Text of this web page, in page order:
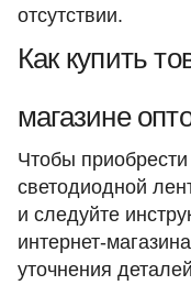
отсутствии.
Как купить
магазине
Чтобы
светодиодной
и следуйте
интернет-
уточнения